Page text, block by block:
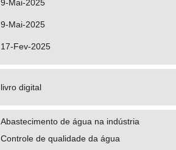
9-Mai-2025
9-Mai-2025
17-Fev-2025
livro digital
Abastecimento de água na indústria
Controle de qualidade da água